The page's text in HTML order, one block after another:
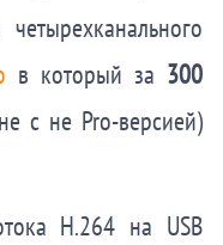
в который за 300
с не Pro-версией)
H.264 на USB